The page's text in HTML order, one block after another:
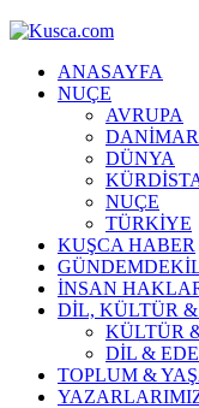
ANASAYFA
NUÇE
AVRUPA
DÜNYA
NUÇE
TÜRKİYE
KUŞCA HABER
İNSAN
DİL, KÜLTÜR
KÜLTÜR
DİL &
TOPLUM &